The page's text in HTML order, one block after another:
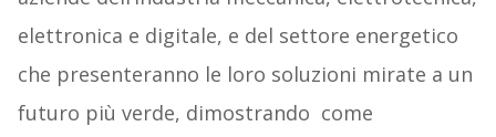
elettronica e digitale, e del settore energetico
che presenteranno le loro soluzioni mirate a un
futuro più verde, dimostrando come